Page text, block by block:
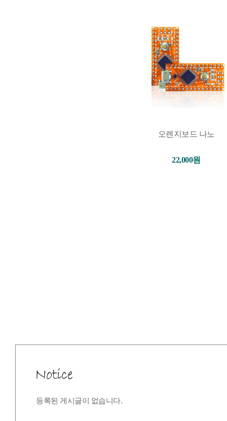
오렌지보드 나노
22,000원
등록된 게시글이 없습니다.